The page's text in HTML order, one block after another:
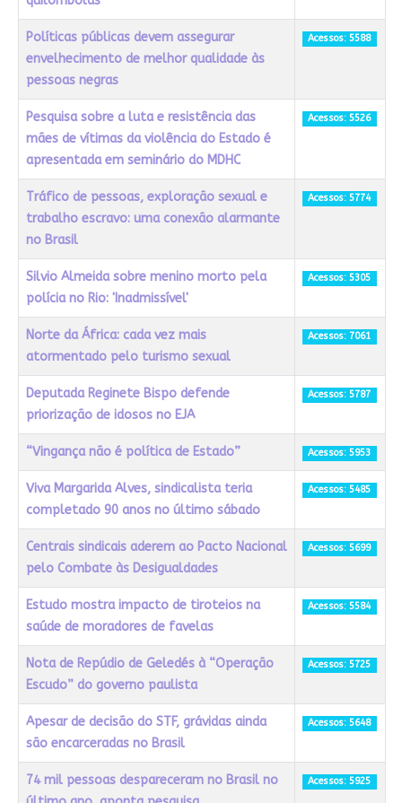
Políticas públicas devem assegurar
envelhecimento de melhor qualidade às
pessoas negras
Acessos: 5588
Pesquisa sobre a luta e resistência das
mães de vítimas da violência do Estado é
apresentada em seminário do MDHC
Acessos: 5526
Tráfico de pessoas, exploração sexual e
trabalho escravo: uma conexão alarmante
no Brasil
Acessos: 5774
Silvio Almeida sobre menino morto pela
polícia no Rio: 'Inadmissível'
Acessos: 5305
Norte da África: cada vez mais
atormentado pelo turismo sexual
Acessos: 7061
Deputada Reginete Bispo defende
priorização de idosos no EJA
Acessos: 5787
“Vingança não é política de Estado” Acessos: 5953
Viva Margarida Alves, sindicalista teria
completado 90 anos no último sábado
Acessos: 5485
Centrais sindicais aderem ao Pacto Nacional
pelo Combate às Desigualdades
Acessos: 5699
Estudo mostra impacto de tiroteios na
saúde de moradores de favelas
Acessos: 5584
Nota de Repúdio de Geledés à “Operação
Escudo” do governo paulista
Acessos: 5725
Apesar de decisão do STF, grávidas ainda
são encarceradas no Brasil
Acessos: 5648
74 mil pessoas despareceram no Brasil no
Acessos: 5925